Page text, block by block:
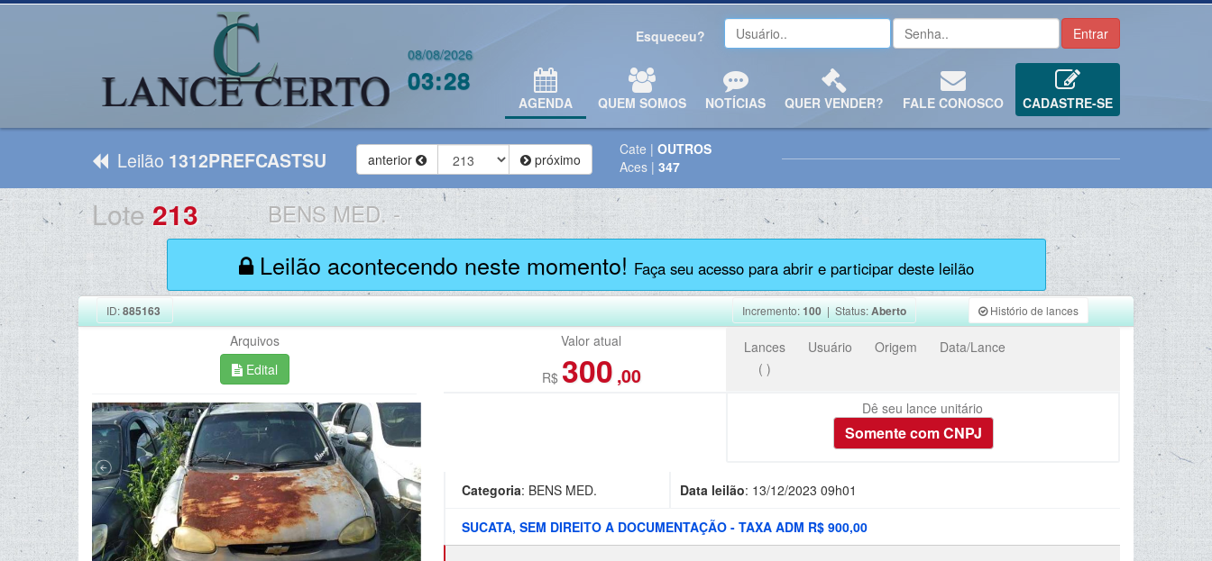
08/08/2026
03:28
Esqueceu?
AGENDA QUEM SOMOS NOTÍCIAS QUER VENDER? FALE CONOSCO CADASTRE-SE
Leilão 1312PREFCASTSU anterior próximo
Cate | OUTROS
Aces | 347
Lote213 BENS MED. -
Leilão acontecendo neste momento! Faça seu acesso para abrir e participar deste leilão
ID:885163 Incremento:100| Status:Aberto Histório de lances
Arquivos
Edital
Valor atual
R$ 300 ,00
Lances
( )
Usuário Origem Data/Lance
Dê seu lance unitário
Categoria: BENS MED. Data leilão: 13/12/2023 09h01
SUCATA, SEM DIREITO A DOCUMENTAÇÃO - TAXA ADM R$ 900,00